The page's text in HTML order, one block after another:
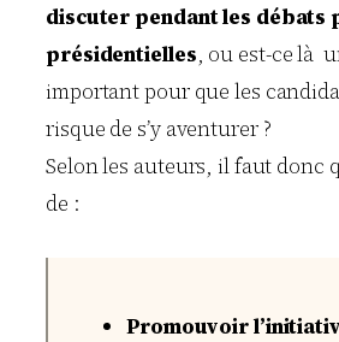
discuter pendant les débats
présidentielles, ou est-ce là
important pour que les
risque de s’y aventurer ?
Selon les auteurs, il faut donc
de :
Promouvoir